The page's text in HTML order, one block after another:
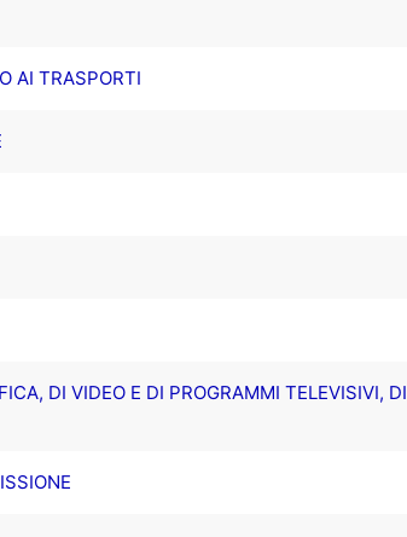
AI TRASPORTI
DI VIDEO E DI PROGRAMMI TELEVISIVI, DI